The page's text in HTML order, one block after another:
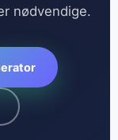
nødvendige.